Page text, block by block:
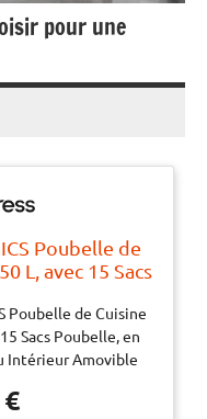
pour une
Poubelle de
L, avec 15 Sacs
Amovible en
avec
Poignées,
en Douceur
Poubelle de Cuisine
Sacs Poubelle, en
Intérieur Amovible
en